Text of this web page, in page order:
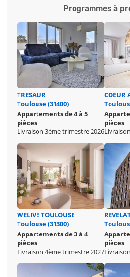
Programmes à
TRESAUR
Toulouse (31400)
Appartements de 4 à 5
pièces
Livraison 3ème trimestre 2026
COEUR
pièces
WELIVE TOULOUSE
Toulouse (31300)
Appartements de 3 à 4
pièces
Livraison 4ème trimestre 2027
pièces